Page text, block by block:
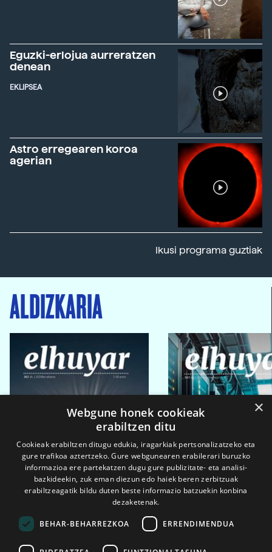
Eguzki-erlojua aurreratzen
denean
EKLIPSEA
Astro erregearen koroa
agerian
Ikusi programa guztiak
ALDIZKARIA
×
Webgune honek cookieak
erabiltzen ditu
Cookieak erabiltzen ditugu edukia, iragarkiak pertsonalizatzeko eta
gure trafikoa aztertzeko. Gure webgunearen erabilerari buruzko
informazioa ere partekatzen dugu gure publizitate- eta analisi-
bazkideekin, zuk eman diezun edo haiek beren zerbitzuak
erabiltzeagatik bildu duten beste informazio batzuekin konbina
dezaketenak.
BEHAR-BEHARREZKOA ERRENDIMENDUA